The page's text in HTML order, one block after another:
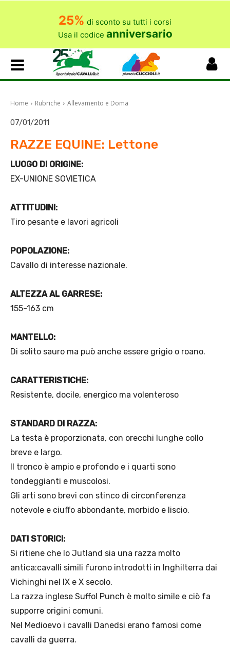
25% di sconto su tutti i corsi
Usa il codice anniversario
Home Rubriche Allevamento e Doma
07/01/2011
RAZZE EQUINE: Lettone
LUOGO DI ORIGINE:
EX-UNIONE SOVIETICA
ATTITUDINI:
Tiro pesante e lavori agricoli
POPOLAZIONE:
Cavallo di interesse nazionale.
ALTEZZA AL GARRESE:
155-163 cm
MANTELLO:
Di solito sauro ma può anche essere grigio o roano.
CARATTERISTICHE:
Resistente, docile, energico ma volenteroso
STANDARD DI RAZZA:
La testa è proporzionata, con orecchi lunghe collo
breve e largo.
Il tronco è ampio e profondo e i quarti sono
tondeggianti e muscolosi.
Gli arti sono brevi con stinco di circonferenza
notevole e ciuffo abbondante, morbido e liscio.
DATI STORICI:
Si ritiene che lo Jutland sia una razza molto
antica:cavalli simili furono introdotti in Inghilterra dai
Vichinghi nel IX e X secolo.
La razza inglese Suffol Punch è molto simile e ciò fa
supporre origini comuni.
Nel Medioevo i cavalli Danedsi erano famosi come
cavalli da guerra.